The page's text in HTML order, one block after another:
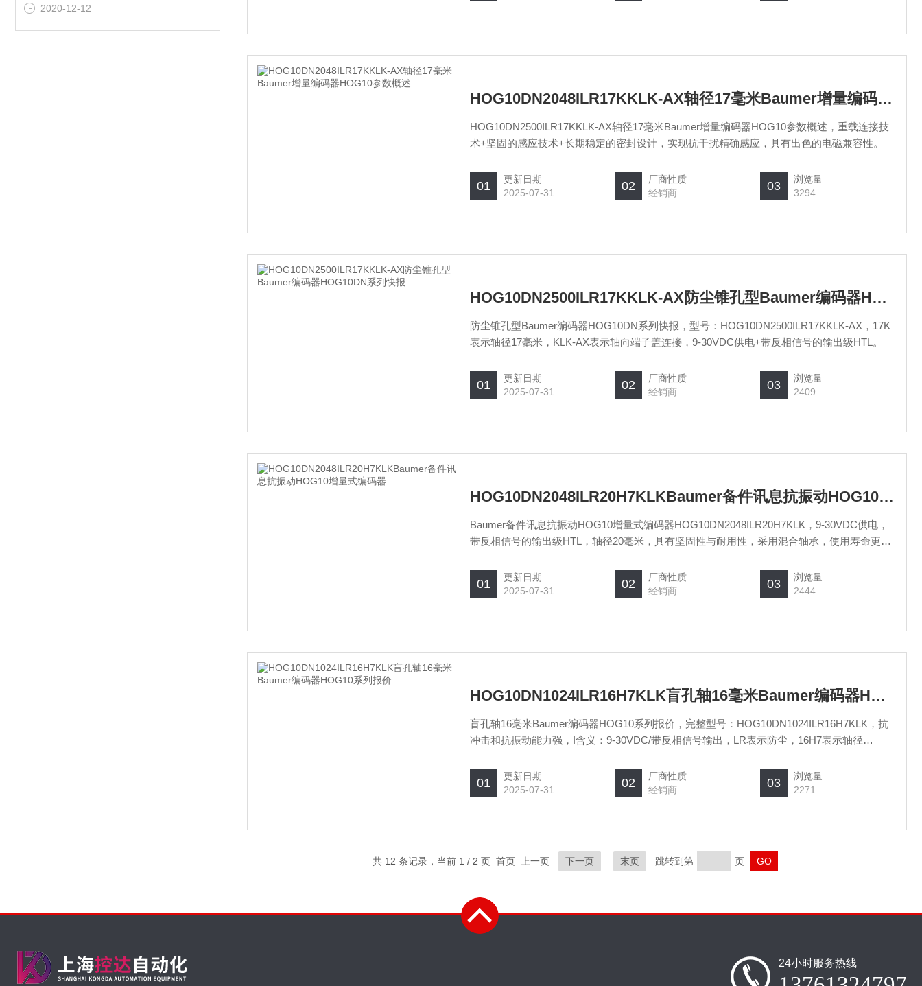
2020-12-12
HOG10DN2048ILR17KKLK-AX轴径17毫米Baumer增量编码器HOG10参数概述
HOG10DN2500ILR17KKLK-AX轴径17毫米Baumer增量编码器HOG10参数概述，重载连接技
术+坚固的感应技术+长期稳定的密封设计，实现抗干扰精确感应，具有出色的电磁兼容性。
01
更新日期
2025-07-31
02
厂商性质
经销商
03
浏览量
3294
HOG10DN2500ILR17KKLK-AX防尘锥孔型Baumer编码器HOG10DN系列快报
防尘锥孔型Baumer编码器HOG10DN系列快报，型号：HOG10DN2500ILR17KKLK-AX，17K
表示轴径17毫米，KLK-AX表示轴向端子盖连接，9-30VDC供电+带反相信号的输出级HTL。
01
更新日期
2025-07-31
02
厂商性质
经销商
03
浏览量
2409
HOG10DN2048ILR20H7KLKBaumer备件讯息抗振动HOG10增量式编码器
Baumer备件讯息抗振动HOG10增量式编码器HOG10DN2048ILR20H7KLK，9-30VDC供电，
带反相信号的输出级HTL，轴径20毫米，具有坚固性与耐用性，采用混合轴承，使用寿命更
01
更新日期
2025-07-31
02
厂商性质
经销商
03
浏览量
2444
HOG10DN1024ILR16H7KLK盲孔轴16毫米Baumer编码器HOG10系列报价
盲孔轴16毫米Baumer编码器HOG10系列报价，完整型号：HOG10DN1024ILR16H7KLK，抗
冲击和抗振动能力强，I含义：9-30VDC/带反相信号输出，LR表示防尘，16H7表示轴径
01
更新日期
2025-07-31
02
厂商性质
经销商
03
浏览量
2271
共 12 条记录，当前 1 / 2 页 首页 上一页 下一页 末页 跳转到第 页
24小时服务热线